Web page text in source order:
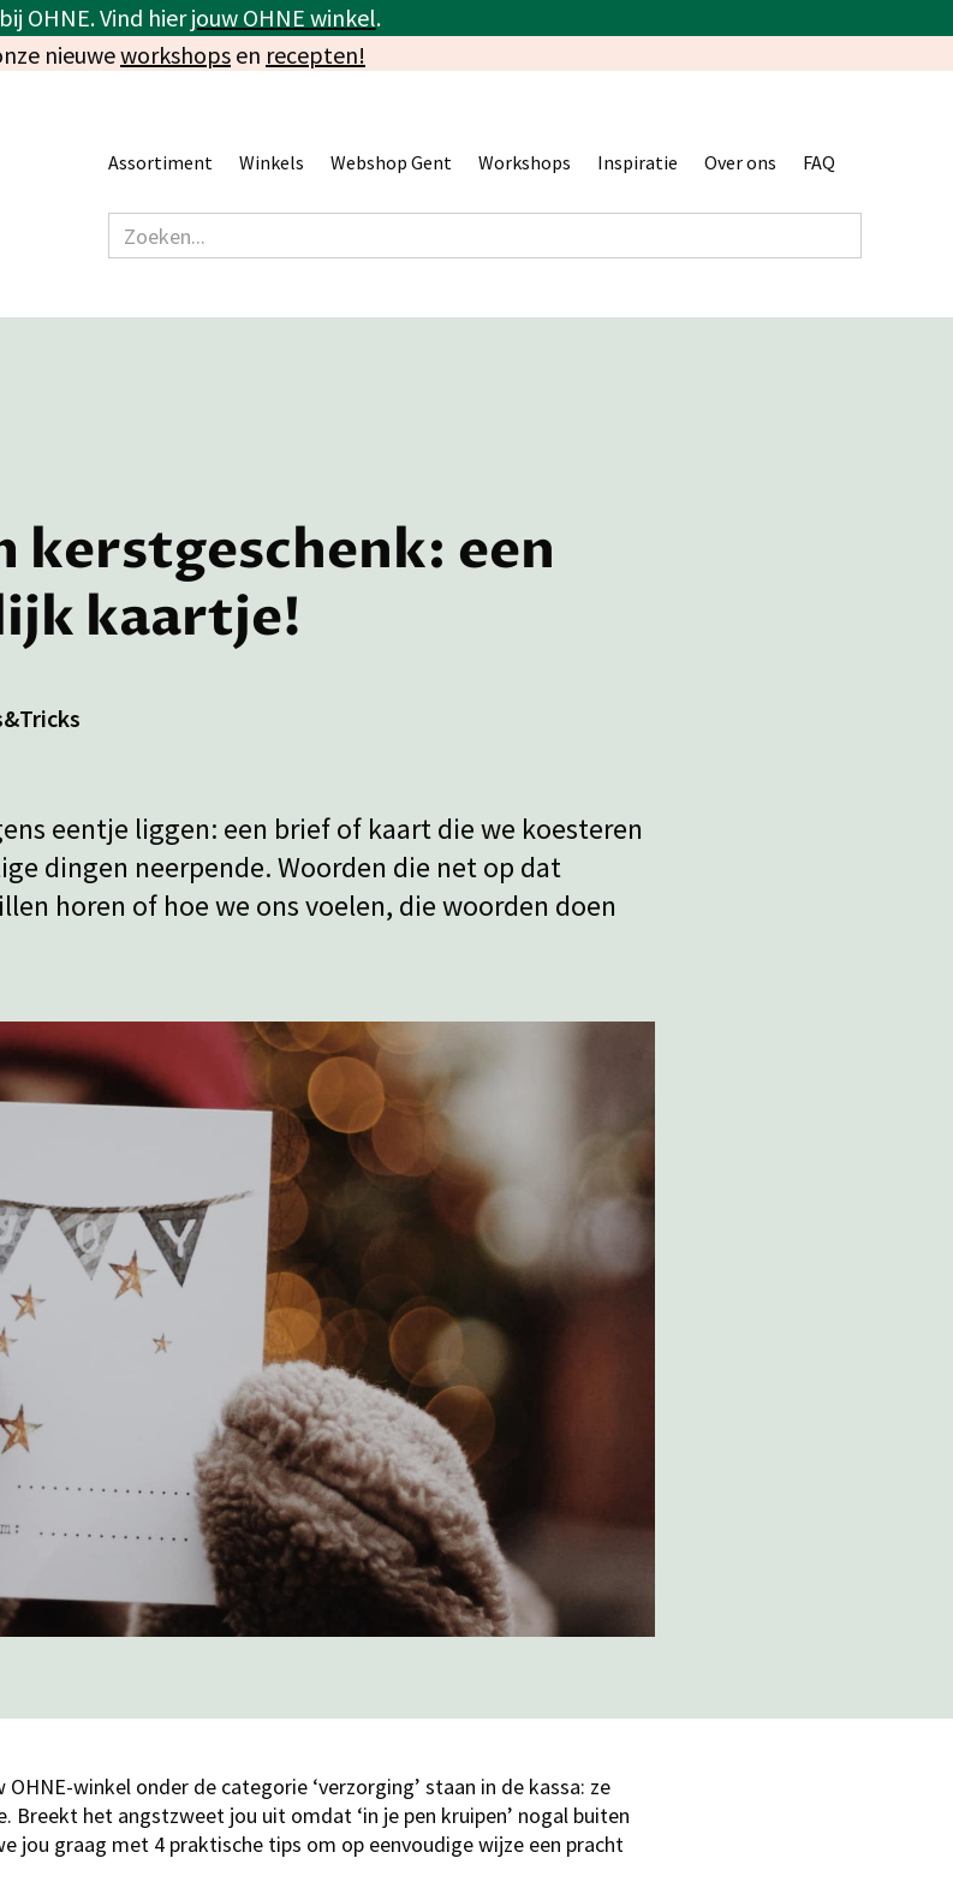
OHNE. Vind hierjouw OHNE winkel.
nieuweworkshops en recepten!
Assortiment Winkels Webshop Gent Workshops Inspiratie Over ons FAQ
kerstgeschenk: een
kaartje!
eentje liggen: een brief of kaart die we koesteren
dingen neerpende. Woorden die net op dat
horen of hoe we ons voelen, die woorden doen
winkel onder de categorie ‘verzorging’ staan in de kassa: ze
het angstzweet jou uit omdat ‘in je pen kruipen’ nogal buiten
jou graag met 4 praktische tips om op eenvoudige wijze een pracht